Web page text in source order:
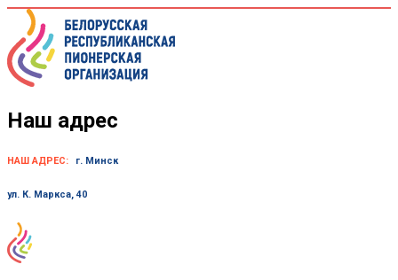
Skip
content
Наш адрес
НАШ АДРЕС: г. Минск
ул. К. Маркса, 40